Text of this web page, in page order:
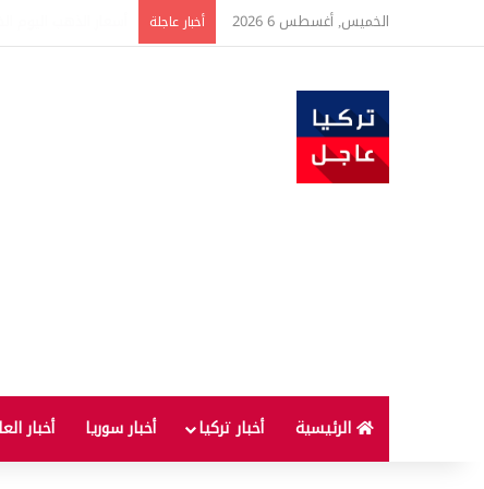
الخميس, أغسطس 6 2026 أخبار عاجلة
الرئيسية أخبار تركيا أخبار سوريا أخبار